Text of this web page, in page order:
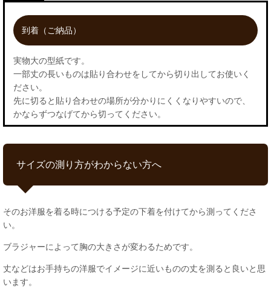
到着（ご納品）
実物大の型紙です。
一部丈の長いものは貼り合わせをしてから切り出してお使いく
ださい。
先に切ると貼り合わせの場所が分かりにくくなりやすいので、
かならずつなげてから切ってください。
サイズの測り方がわからない方へ
そのお洋服を着る時につける予定の下着を付けてから測ってくださ
い。
ブラジャーによって胸の大きさが変わるためです。
丈などはお手持ちの洋服でイメージに近いものの丈を測ると良いと思
います。